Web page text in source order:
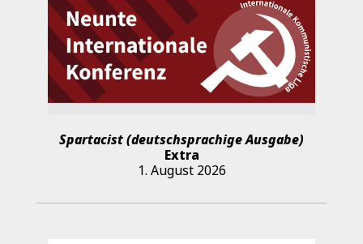
Spartacist (deutschsprachige Ausgabe)
Extra
1. August 2026